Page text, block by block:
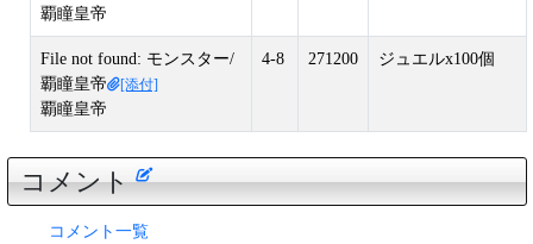
覇瞳皇帝
File not found: モンスター/
覇瞳皇帝
[添付]
覇瞳皇帝
4-8 271200 ジュエルx100個
コメント
コメント一覧